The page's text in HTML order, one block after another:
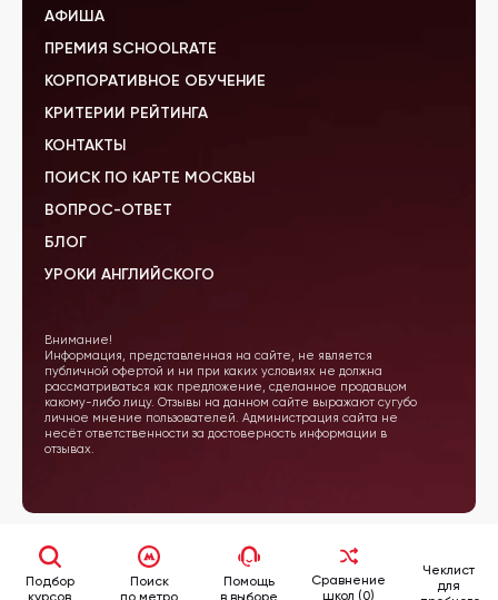
АФИША
ПРЕМИЯ SCHOOLRATE
КОРПОРАТИВНОЕ ОБУЧЕНИЕ
КРИТЕРИИ РЕЙТИНГА
КОНТАКТЫ
ПОИСК ПО КАРТЕ МОСКВЫ
ВОПРОС-ОТВЕТ
БЛОГ
УРОКИ АНГЛИЙСКОГО
Внимание!
Информация, представленная на сайте, не является
публичной офертой и ни при каких условиях не должна
рассматриваться как предложение, сделанное продавцом
какому-либо лицу. Отзывы на данном сайте выражают сугубо
личное мнение пользователей. Администрация сайта не
несёт ответственности за достоверность информации в
отзывах.
Подбор
курсов
Поиск
по метро
Помощь
в выборе
Сравнение
школ (0)
Чеклист
для